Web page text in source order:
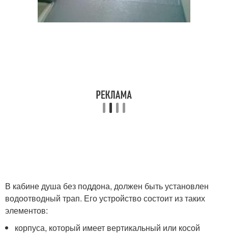
В кабине душа без поддона, должен быть установлен
водоотводный трап. Его устройство состоит из таких
элементов:
корпуса, который имеет вертикальный или косой